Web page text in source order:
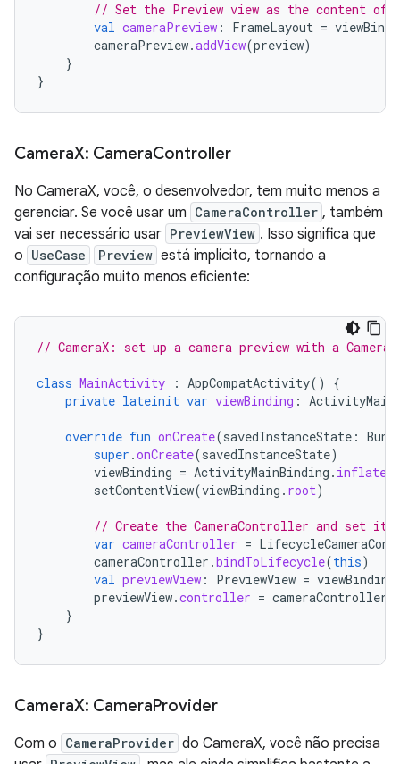
// Set the Preview view as the content
val cameraPreview : FrameLayout =
cameraPreview.addView(preview)
}
}
CameraX: CameraController
No CameraX, você, o desenvolvedor, tem muito menos a
gerenciar. Se você usar um CameraController , também
vai ser necessário usar PreviewView . Isso significa que
o UseCase Preview está implícito, tornando a
configuração muito menos eficiente:
// CameraX: set up a camera preview with a
class MainActivity : AppCompatActivity()
{
private lateinit var viewBinding :
override fun onCreate(savedInstanceState :
super .onCreate(savedInstanceState)
viewBinding = ActivityMainBinding . inflate
setContentView(viewBinding . root)
// Create the CameraController and set it
var cameraController =
cameraController .bindToLifecycle(this)
val previewView : PreviewView = viewBinding
previewView.controller = cameraController
}
}
CameraX: CameraProvider
Com o CameraProvider do CameraX, você não precisa